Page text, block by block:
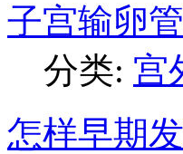
子宫输卵
分类: 宫
怎样早期